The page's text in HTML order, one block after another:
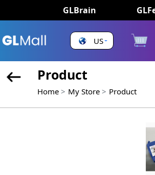
GLBrain
US
Product
Home My Store Product